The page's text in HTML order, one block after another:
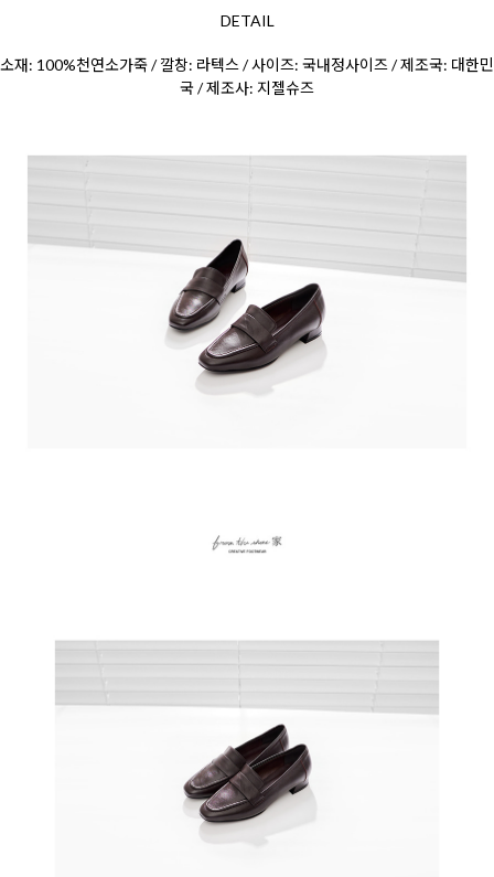
DETAIL
소재: 100%천연소가죽 / 깔창: 라텍스 / 사이즈: 국내정사이즈 / 제조국: 대한민
국 / 제조사: 지젤슈즈